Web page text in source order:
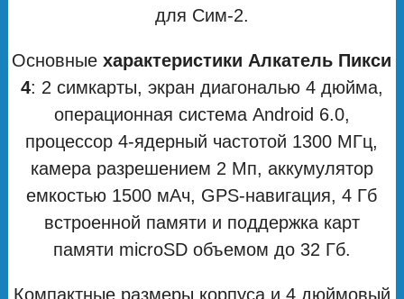
для Сим-2.
Основныехарактеристики Алкатель Пикси
4: 2 симкарты, экран диагональю 4 дюйма,
операционная система Android 6.0,
процессор 4-ядерный частотой 1300 МГц,
камера разрешением 2 Мп, аккумулятор
емкостью 1500 мАч, GPS-навигация, 4 Гб
встроенной памяти и поддержка карт
памяти microSD объемом до 32 Гб.
Компактные размеры корпуса и 4 дюймовый